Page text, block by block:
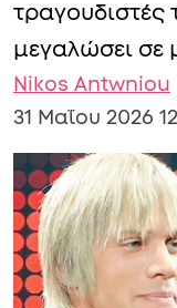
τραγουδιστές
μεγαλώσει σε
Nikos Antwniou
31 Μαΐου 2026